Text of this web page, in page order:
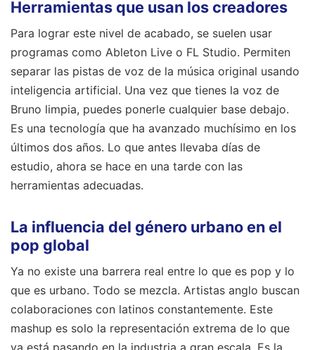
Herramientas que usan los creadores
Para lograr este nivel de acabado, se suelen usar
programas como Ableton Live o FL Studio. Permiten
separar las pistas de voz de la música original usando
inteligencia artificial. Una vez que tienes la voz de
Bruno limpia, puedes ponerle cualquier base debajo.
Es una tecnología que ha avanzado muchísimo en los
últimos dos años. Lo que antes llevaba días de
estudio, ahora se hace en una tarde con las
herramientas adecuadas.
La influencia del género urbano en el
pop global
Ya no existe una barrera real entre lo que es pop y lo
que es urbano. Todo se mezcla. Artistas anglo buscan
colaboraciones con latinos constantemente. Este
mashup es solo la representación extrema de lo que